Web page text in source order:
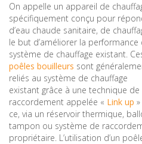
On appelle un appareil de
spécifiquement conçu pour
d’eau chaude sanitaire, de
le but d’améliorer la performance
système de chauffage existant.
poêles bouilleurs sont
reliés au système de chauffage
existant grâce à une technique de
raccordement appelée « Link up
ce, via un réservoir thermique,
tampon ou système de
propriétaire. L’utilisation d’un